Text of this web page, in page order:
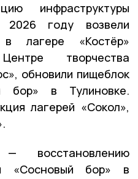
инфраструктуры
году возвели
лагере «Костёр»
творчества
обновили пищеблок
бор» в Тулиновке.
лагерей «Сокол»,
восстановлению
«Сосновый бор» в